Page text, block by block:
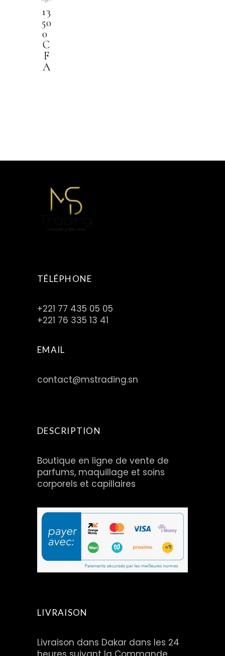
13
50
0
C
F
A
TÉLÉPHONE
+221 77 435 05 05
+221 76 335 13 41
EMAIL
contact@mstrading.sn
DESCRIPTION
Boutique en ligne de vente de
parfums, maquillage et soins
corporels et capillaires
LIVRAISON
Livraison dans Dakar dans les 24